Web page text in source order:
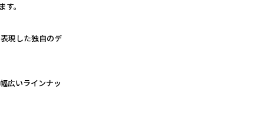
。
現した独自のデ
広いラインナッ